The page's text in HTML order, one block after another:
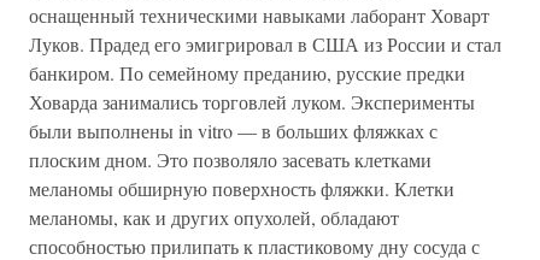
оснащенный техническими навыками лаборант Ховарт
Луков. Прадед его эмигрировал в США из России и стал
банкиром. По семейному преданию, русские предки
Ховарда занимались торговлей луком. Эксперименты
были выполнены in vitro — в больших фляжках с
плоским дном. Это позволяло засевать клетками
меланомы обширную поверхность фляжки. Клетки
меланомы, как и других опухолей, обладают
способностью прилипать к пластиковому дну сосуда с